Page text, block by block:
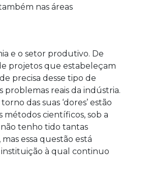
nas áreas
e o setor produtivo. De
projetos que estabeleçam
precisa desse tipo de
problemas reais da indústria.
das suas ‘dores’ estão
métodos científicos, sob a
não tenho tido tantas
essa questão está
à qual continuo